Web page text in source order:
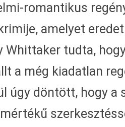
romantikus
amelyet
Whittaker tudta,
a még kiadatlan
úgy döntött, hogy a